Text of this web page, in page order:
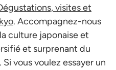
visites et
. Accompagnez-nous
culture japonaise et
et surprenant du
vous voulez essayer un